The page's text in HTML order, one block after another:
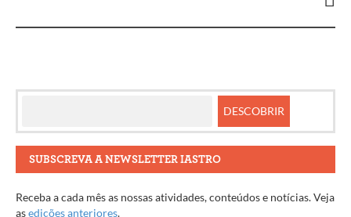
SUBSCREVA A NEWSLETTER IASTRO
Receba a cada mês as nossas atividades, conteúdos e notícias. Veja
asedições anteriores.